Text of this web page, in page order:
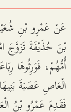
عَنْ عَمْرِو بْنِ
بْنَ حُذَيْفَةَ تَزَوَّجَ
أُمُّهُمْ، فَوَرِثُوهَا
الْعَاصِ عَصَبَةَ
فَقَدِمَ عَمْرُو بْنُ